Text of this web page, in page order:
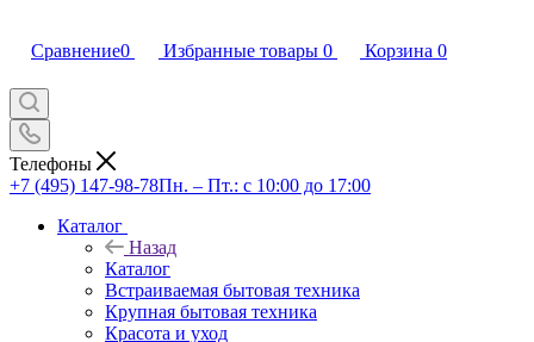
Сравнение0 Избранные товары 0 Корзина 0
Телефоны
+7 (495) 147-98-78Пн. – Пт.: с 10:00 до 17:00
Каталог
Назад
Каталог
Встраиваемая бытовая техника
Крупная бытовая техника
Красота и уход